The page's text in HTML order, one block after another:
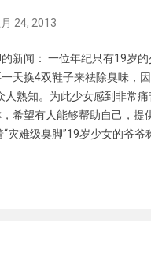
directly affect the
and an inability to
mechanisms. Some delay
that make one feel
that break down
memory loss. Examples of
24, 2013
新闻： 一位年纪只有19岁的
天换4双鞋子来祛除臭味，
人熟知。为此少女感到非常
希望有人能够帮助自己，提
灾难级臭脚”19岁少女的爷爷
勤快，还买了4双鞋替换，但
女脚臭熏死鲤鱼有一次来帮
影响到脱掉以后可以把同事